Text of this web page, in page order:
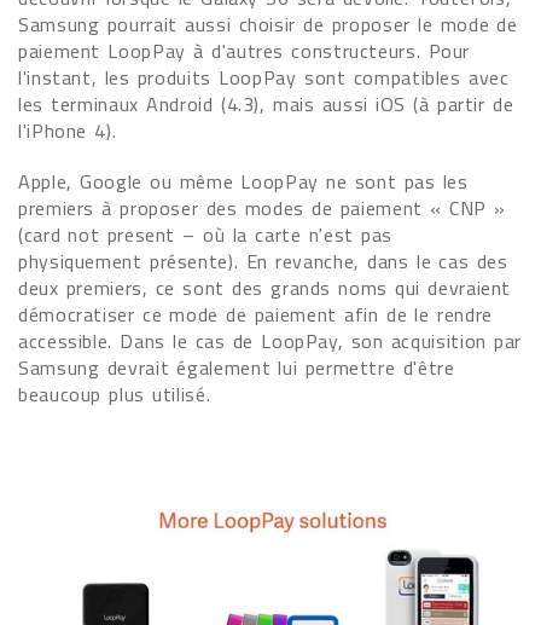
Samsung pourrait aussi choisir de proposer le mode de
paiement LoopPay à d'autres constructeurs. Pour
l'instant, les produits LoopPay sont compatibles avec
les terminaux Android (4.3), mais aussi iOS (à partir de
l'iPhone 4).
Apple, Google ou même LoopPay ne sont pas les
premiers à proposer des modes de paiement « CNP »
(card not present – où la carte n'est pas
physiquement présente). En revanche, dans le cas des
deux premiers, ce sont des grands noms qui devraient
démocratiser ce mode de paiement afin de le rendre
accessible. Dans le cas de LoopPay, son acquisition par
Samsung devrait également lui permettre d'être
beaucoup plus utilisé.